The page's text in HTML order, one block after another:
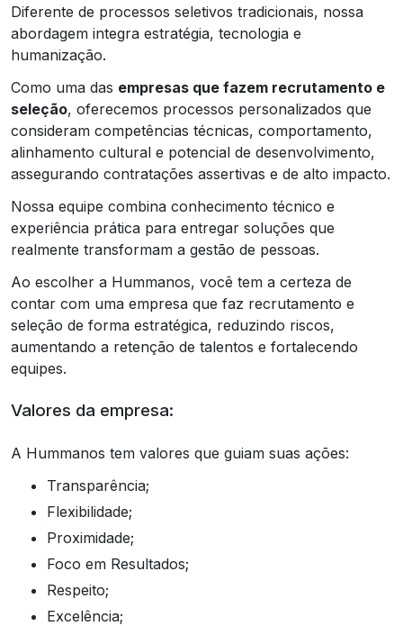
Diferente de processos seletivos tradicionais, nossa
abordagem integra estratégia, tecnologia e
humanização.
Como uma das empresas que fazem recrutamento e
seleção, oferecemos processos personalizados que
consideram competências técnicas, comportamento,
alinhamento cultural e potencial de desenvolvimento,
assegurando contratações assertivas e de alto impacto.
Nossa equipe combina conhecimento técnico e
experiência prática para entregar soluções que
realmente transformam a gestão de pessoas.
Ao escolher a Hummanos, você tem a certeza de
contar com uma empresa que faz recrutamento e
seleção de forma estratégica, reduzindo riscos,
aumentando a retenção de talentos e fortalecendo
equipes.
Valores da empresa:
A Hummanos tem valores que guiam suas ações:
Transparência;
Flexibilidade;
Proximidade;
Foco em Resultados;
Respeito;
Excelência;